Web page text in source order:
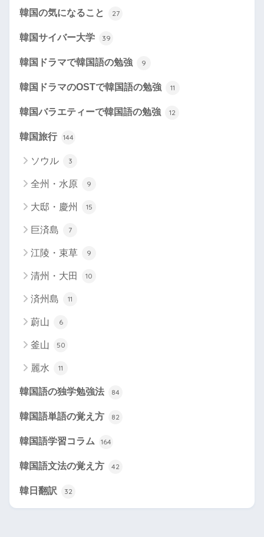
韓国の気になること 27
韓国サイバー大学 39
韓国ドラマで韓国語の勉強 9
韓国ドラマのOSTで韓国語の勉強 11
韓国バラエティーで韓国語の勉強 12
韓国旅行 144
ソウル 3
全州・水原 9
大邸・慶州 15
巨済島 7
江陵・束草 9
清州・大田 10
済州島 11
蔚山 6
釜山 50
麗水 11
韓国語の独学勉強法 84
韓国語単語の覚え方 82
韓国語学習コラム 164
韓国語文法の覚え方 42
韓日翻訳 32